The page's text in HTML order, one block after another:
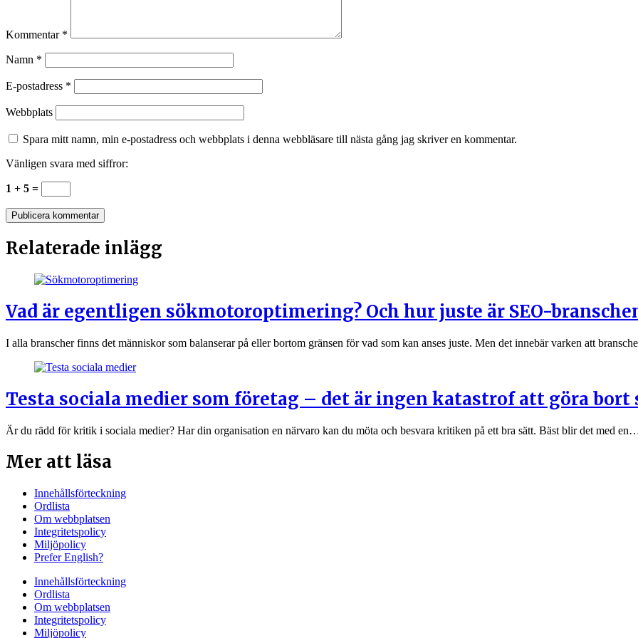
Kommentar *
Namn *
E-postadress *
Webbplats
Spara mitt namn, min e-postadress och webbplats i denna webbläsare till nästa gång jag skriver en kommentar.
Vänligen svara med siffror:
1 + 5 =
Relaterade inlägg
Vad är egentligen sökmotoroptimering? Och hur juste är SEO-
I alla branscher finns det människor som balanserar på eller bortom gränsen för vad som kan anses juste. Men det innebär varken att
Testa sociala medier som företag – det är ingen katastrof att göra bort
Är du rädd för kritik i sociala medier? Har din organisation en närvaro kan du möta och besvara kritiken på ett bra sätt. Bäst blir det med
Mer att läsa
Innehållsförteckning
Ordlista
Om webbplatsen
Integritetspolicy
Miljöpolicy
Prefer English?
Innehållsförteckning
Ordlista
Om webbplatsen
Integritetspolicy
Miljöpolicy